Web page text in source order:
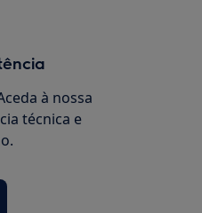
à nossa
técnica e